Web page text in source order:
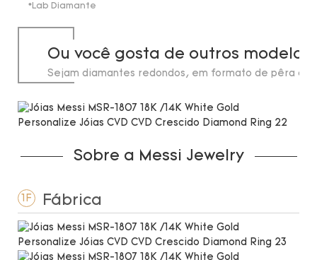
*Lab Diamante
Ou você gosta de outros
Sejam diamantes redondos, em formato de pêra ou
Sobre a Messi Jewelry
1F Fábrica